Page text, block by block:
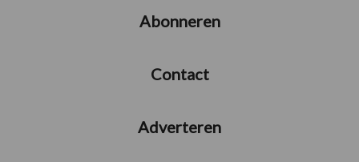
Abonneren
Contact
Adverteren